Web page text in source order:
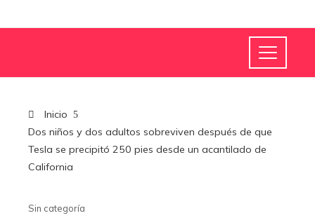
Inicio
Dos niños y dos adultos sobreviven después de que
Tesla se precipitó 250 pies desde un acantilado de
California
Sin categoría